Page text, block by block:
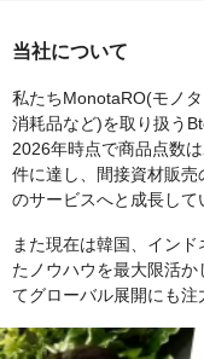
当社について
私たちMonotaRO(モノ
消耗品など)を取り扱う
2026年時点で商品点数
件に達し、間接資材販
のサービスへと成長して
また現在は韓国、イン
たノウハウを最大限活
てグローバル展開にも注